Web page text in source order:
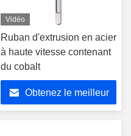
Vidéo
Ruban d'extrusion en acier
à haute vitesse contenant
du cobalt
Obtenez le meilleur